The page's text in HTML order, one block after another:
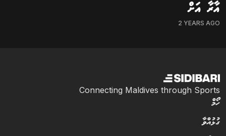
އާރާ އަށް
2 YEARS AGO
Connecting Maldives through Sports
ހޯމް
ގުޅުއްވާ